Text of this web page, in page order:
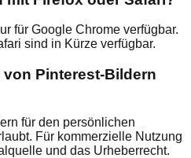
für Google Chrome verfügbar.
sind in Kürze verfügbar.
Pinterest-Bildern
für den persönlichen
Für kommerzielle Nutzung
und das Urheberrecht.